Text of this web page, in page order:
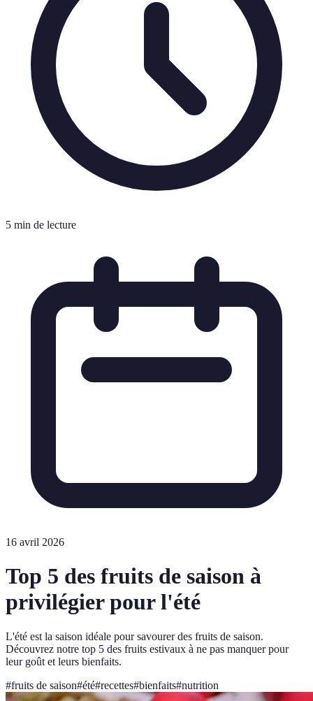
5 min de lecture
16 avril 2026
Top 5 des fruits de saison à
privilégier pour l'été
L'été est la saison idéale pour savourer des fruits de saison.
Découvrez notre top 5 des fruits estivaux à ne pas manquer pour
leur goût et leurs bienfaits.
#fruits de saison#été#recettes#bienfaits#nutrition